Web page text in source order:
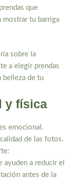
que
mostrar tu barriga
sobre la
a elegir prendas
belleza de tu
y física
emocional.
de las fotos.
ayuden a reducir el
antes de la